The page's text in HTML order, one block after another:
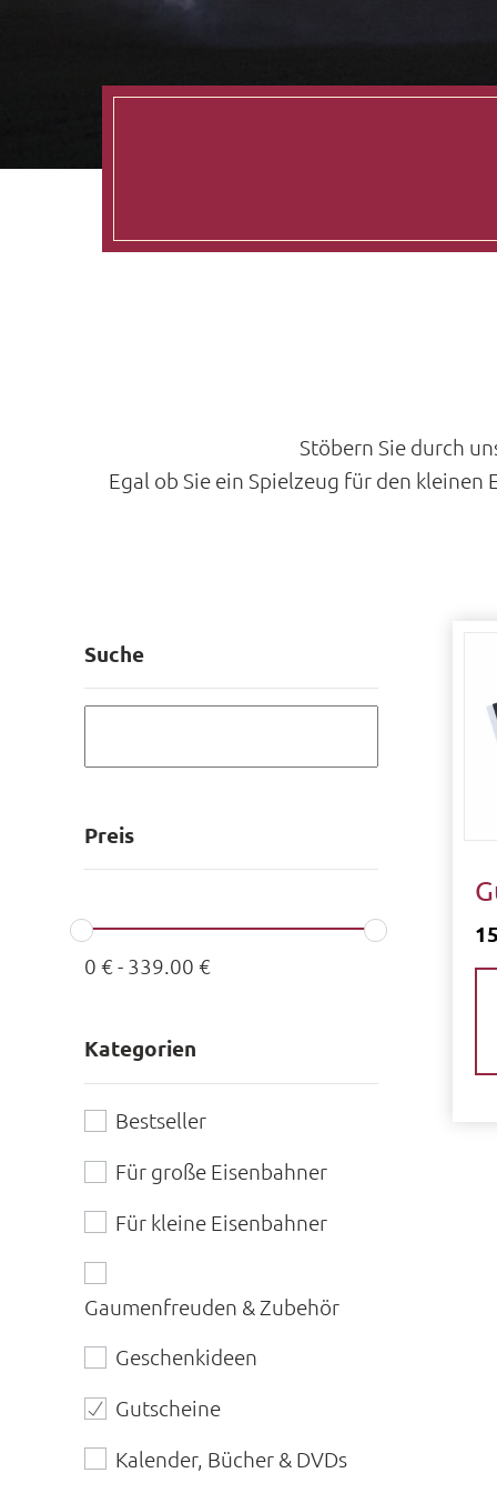
Stöbern Sie durch
Egal ob Sie ein Spielzeug für den
Suche
Preis
0 € - 339.00 €
Kategorien
Bestseller
Für große Eisenbahner
Für kleine Eisenbahner
Gaumenfreuden & Zubehör
Geschenkideen
Gutscheine
Kalender, Bücher & DVDs